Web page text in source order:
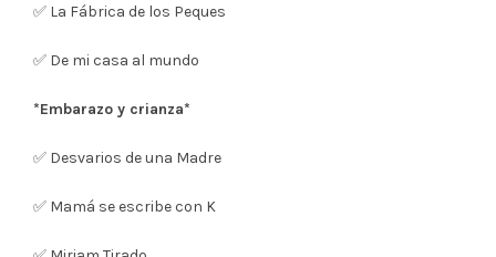
✅ La Fábrica de los Peques
✅ De mi casa al mundo
*Embarazo y crianza*
✅ Desvarios de una Madre
✅ Mamá se escribe con K